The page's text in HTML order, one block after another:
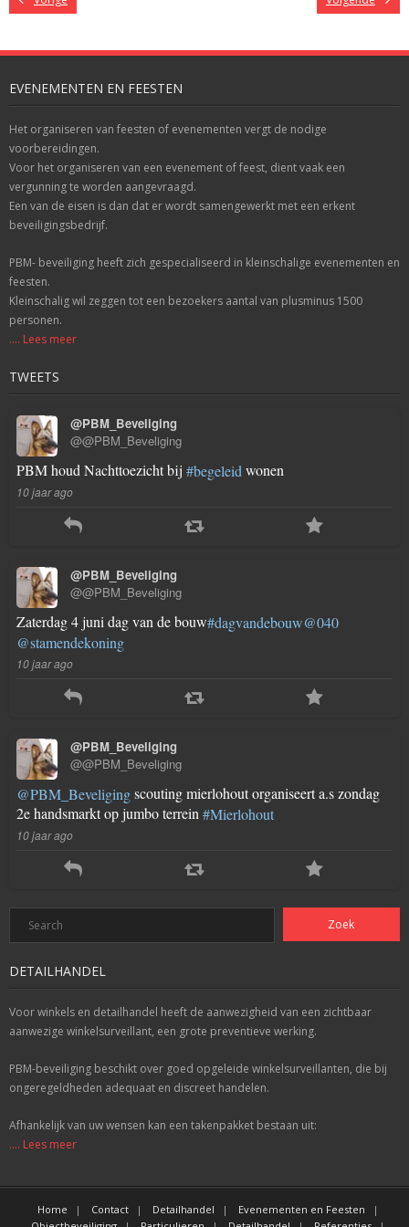
EVENEMENTEN EN FEESTEN
Het organiseren van feesten of evenementen vergt de nodige
voorbereidingen.
Voor het organiseren van een evenement of feest, dient vaak een
vergunning te worden aangevraagd.
Een van de eisen is dan dat er wordt samengewerkt met een erkent
beveiligingsbedrijf.
PBM- beveiliging heeft zich gespecialiseerd in kleinschalige evenementen en
feesten.
Kleinschalig wil zeggen tot een bezoekers aantal van plusminus 1500
personen.
.... Lees meer
TWEETS
@PBM_Beveliging
@@PBM_Beveliging
PBM houd Nachttoezicht bij #begeleid wonen
10 jaar ago
@PBM_Beveliging
@@PBM_Beveliging
Zaterdag 4 juni dag van de bouw#dagvandebouw@040
@stamendekoning
10 jaar ago
@PBM_Beveliging
@@PBM_Beveliging
@PBM_Beveligingscouting mierlohout organiseert a.s zondag
2e handsmarkt op jumbo terrein #Mierlohout
10 jaar ago
DETAILHANDEL
Voor winkels en detailhandel heeft de aanwezigheid van een zichtbaar
aanwezige winkelsurveillant, een grote preventieve werking.
PBM-beveiliging beschikt over goed opgeleide winkelsurveillanten, die bij
ongeregeldheden adequaat en discreet handelen.
Afhankelijk van uw wensen kan een takenpakket bestaan uit:
.... Lees meer
Home Contact Detailhandel
Evenementen en Feesten